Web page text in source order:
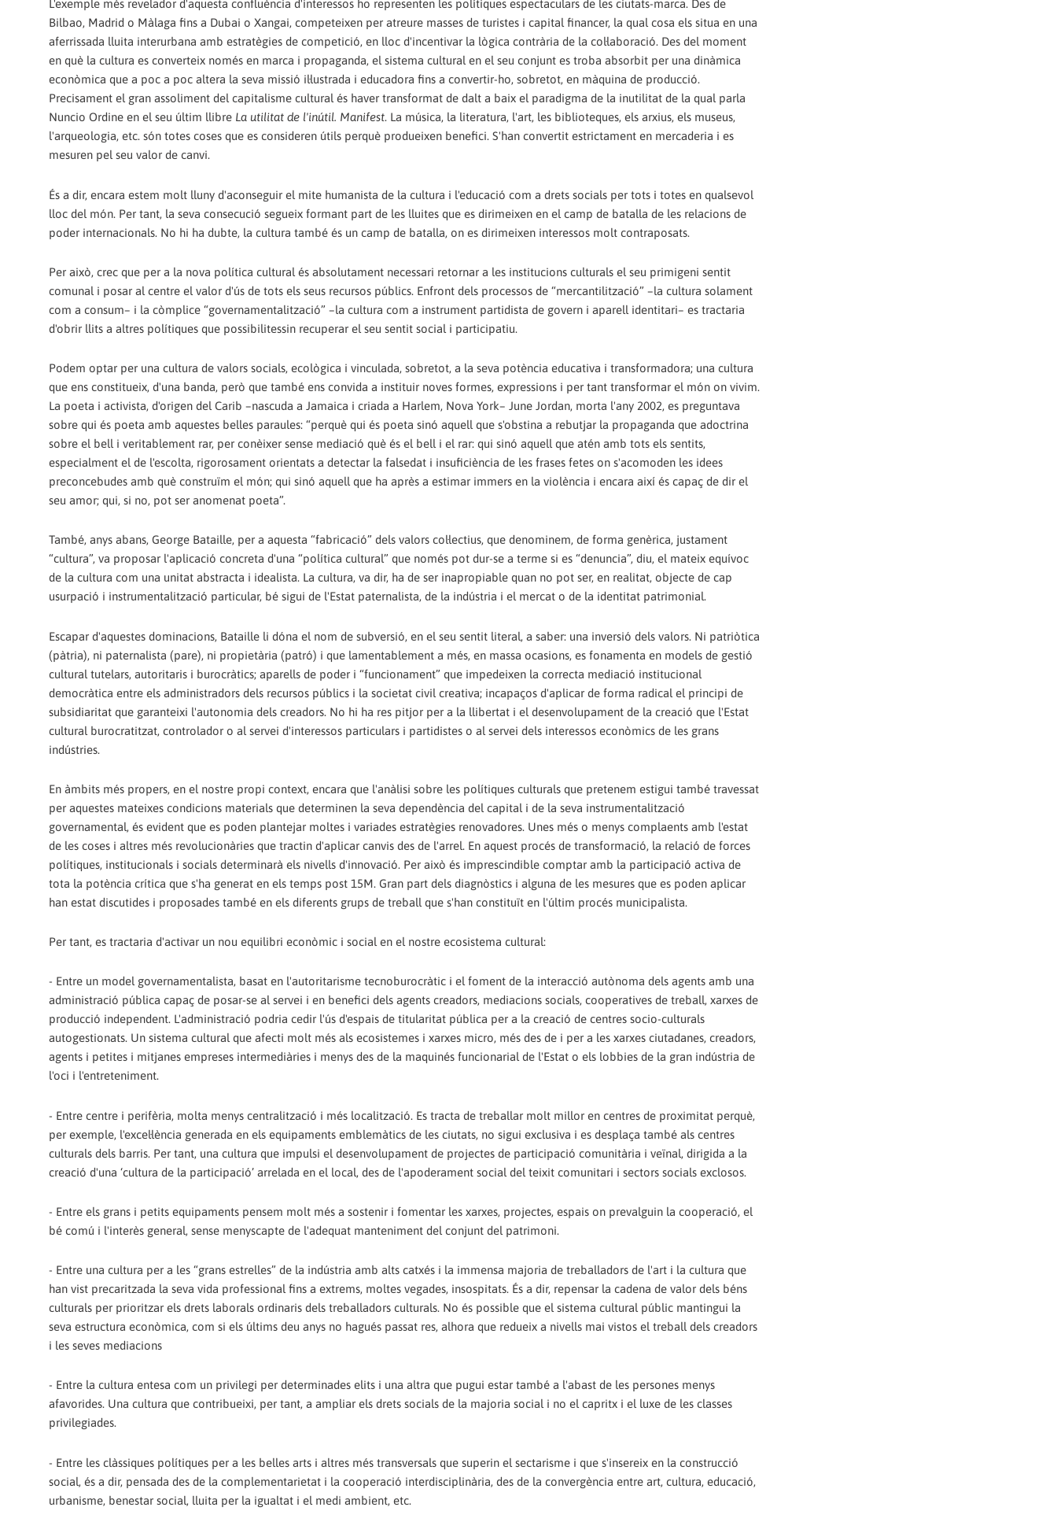
L'exemple més revelador d'aquesta confluència d'interessos ho representen les polítiques espectaculars de les ciutats-marca. Des de
Bilbao, Madrid o Màlaga fins a Dubai o Xangai, competeixen per atreure masses de turistes i capital financer, la qual cosa els situa en una
aferrissada lluita interurbana amb estratègies de competició, en lloc d'incentivar la lògica contrària de la col·laboració. Des del moment
en què la cultura es converteix només en marca i propaganda, el sistema cultural en el seu conjunt es troba absorbit per una dinàmica
econòmica que a poc a poc altera la seva missió il·lustrada i educadora fins a convertir-ho, sobretot, en màquina de producció.
Precisament el gran assoliment del capitalisme cultural és haver transformat de dalt a baix el paradigma de la inutilitat de la qual parla
Nuncio Ordine en el seu últim llibre La utilitat de l'inútil. Manifest. La música, la literatura, l'art, les biblioteques, els arxius, els museus,
l'arqueologia, etc. són totes coses que es consideren útils perquè produeixen benefici. S'han convertit estrictament en mercaderia i es
mesuren pel seu valor de canvi.
És a dir, encara estem molt lluny d'aconseguir el mite humanista de la cultura i l'educació com a drets socials per tots i totes en qualsevol
lloc del món. Per tant, la seva consecució segueix formant part de les lluites que es dirimeixen en el camp de batalla de les relacions de
poder internacionals. No hi ha dubte, la cultura també és un camp de batalla, on es dirimeixen interessos molt contraposats.
Per això, crec que per a la nova política cultural és absolutament necessari retornar a les institucions culturals el seu primigeni sentit
comunal i posar al centre el valor d'ús de tots els seus recursos públics. Enfront dels processos de “mercantilització” –la cultura solament
com a consum– i la còmplice “governamentalització” –la cultura com a instrument partidista de govern i aparell identitari– es tractaria
d'obrir llits a altres polítiques que possibilitessin recuperar el seu sentit social i participatiu.
Podem optar per una cultura de valors socials, ecològica i vinculada, sobretot, a la seva potència educativa i transformadora; una cultura
que ens constitueix, d'una banda, però que també ens convida a instituir noves formes, expressions i per tant transformar el món on vivim.
La poeta i activista, d'origen del Carib –nascuda a Jamaica i criada a Harlem, Nova York– June Jordan, morta l'any 2002, es preguntava
sobre qui és poeta amb aquestes belles paraules: “perquè qui és poeta sinó aquell que s'obstina a rebutjar la propaganda que adoctrina
sobre el bell i veritablement rar, per conèixer sense mediació què és el bell i el rar: qui sinó aquell que atén amb tots els sentits,
especialment el de l'escolta, rigorosament orientats a detectar la falsedat i insuficiència de les frases fetes on s'acomoden les idees
preconcebudes amb què construïm el món; qui sinó aquell que ha après a estimar immers en la violència i encara així és capaç de dir el
seu amor; qui, si no, pot ser anomenat poeta”.
També, anys abans, George Bataille, per a aquesta “fabricació” dels valors col·lectius, que denominem, de forma genèrica, justament
“cultura”, va proposar l'aplicació concreta d'una “política cultural” que només pot dur-se a terme si es “denuncia”, diu, el mateix equívoc
de la cultura com una unitat abstracta i idealista. La cultura, va dir, ha de ser inapropiable quan no pot ser, en realitat, objecte de cap
usurpació i instrumentalització particular, bé sigui de l'Estat paternalista, de la indústria i el mercat o de la identitat patrimonial.
Escapar d'aquestes dominacions, Bataille li dóna el nom de subversió, en el seu sentit literal, a saber: una inversió dels valors. Ni patriòtica
(pàtria), ni paternalista (pare), ni propietària (patró) i que lamentablement a més, en massa ocasions, es fonamenta en models de gestió
cultural tutelars, autoritaris i burocràtics; aparells de poder i “funcionament” que impedeixen la correcta mediació institucional
democràtica entre els administradors dels recursos públics i la societat civil creativa; incapaços d'aplicar de forma radical el principi de
subsidiaritat que garanteixi l'autonomia dels creadors. No hi ha res pitjor per a la llibertat i el desenvolupament de la creació que l'Estat
cultural burocratitzat, controlador o al servei d'interessos particulars i partidistes o al servei dels interessos econòmics de les grans
indústries.
En àmbits més propers, en el nostre propi context, encara que l'anàlisi sobre les polítiques culturals que pretenem estigui també travessat
per aquestes mateixes condicions materials que determinen la seva dependència del capital i de la seva instrumentalització
governamental, és evident que es poden plantejar moltes i variades estratègies renovadores. Unes més o menys complaents amb l'estat
de les coses i altres més revolucionàries que tractin d'aplicar canvis des de l'arrel. En aquest procés de transformació, la relació de forces
polítiques, institucionals i socials determinarà els nivells d'innovació. Per això és imprescindible comptar amb la participació activa de
tota la potència crítica que s'ha generat en els temps post 15M. Gran part dels diagnòstics i alguna de les mesures que es poden aplicar
han estat discutides i proposades també en els diferents grups de treball que s'han constituït en l'últim procés municipalista.
Per tant, es tractaria d'activar un nou equilibri econòmic i social en el nostre ecosistema cultural:
- Entre un model governamentalista, basat en l'autoritarisme tecnoburocràtic i el foment de la interacció autònoma dels agents amb una
administració pública capaç de posar-se al servei i en benefici dels agents creadors, mediacions socials, cooperatives de treball, xarxes de
producció independent. L'administració podria cedir l'ús d'espais de titularitat pública per a la creació de centres socio-culturals
autogestionats. Un sistema cultural que afecti molt més als ecosistemes i xarxes micro, més des de i per a les xarxes ciutadanes, creadors,
agents i petites i mitjanes empreses intermediàries i menys des de la maquinés funcionarial de l'Estat o els lobbies de la gran indústria de
l'oci i l'entreteniment.
- Entre centre i perifèria, molta menys centralització i més localització. Es tracta de treballar molt millor en centres de proximitat perquè,
per exemple, l'excel·lència generada en els equipaments emblemàtics de les ciutats, no sigui exclusiva i es desplaça també als centres
culturals dels barris. Per tant, una cultura que impulsi el desenvolupament de projectes de participació comunitària i veïnal, dirigida a la
creació d'una ‘cultura de la participació’ arrelada en el local, des de l'apoderament social del teixit comunitari i sectors socials exclosos.
- Entre els grans i petits equipaments pensem molt més a sostenir i fomentar les xarxes, projectes, espais on prevalguin la cooperació, el
bé comú i l'interès general, sense menyscapte de l'adequat manteniment del conjunt del patrimoni.
- Entre una cultura per a les “grans estrelles” de la indústria amb alts catxés i la immensa majoria de treballadors de l'art i la cultura que
han vist precaritzada la seva vida professional fins a extrems, moltes vegades, insospitats. És a dir, repensar la cadena de valor dels béns
culturals per prioritzar els drets laborals ordinaris dels treballadors culturals. No és possible que el sistema cultural públic mantingui la
seva estructura econòmica, com si els últims deu anys no hagués passat res, alhora que redueix a nivells mai vistos el treball dels creadors
i les seves mediacions
- Entre la cultura entesa com un privilegi per determinades elits i una altra que pugui estar també a l'abast de les persones menys
afavorides. Una cultura que contribueixi, per tant, a ampliar els drets socials de la majoria social i no el capritx i el luxe de les classes
privilegiades.
- Entre les clàssiques polítiques per a les belles arts i altres més transversals que superin el sectarisme i que s'insereix en la construcció
social, és a dir, pensada des de la complementarietat i la cooperació interdisciplinària, des de la convergència entre art, cultura, educació,
urbanisme, benestar social, lluita per la igualtat i el medi ambient, etc.